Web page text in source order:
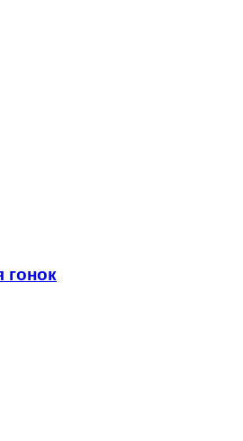
гонок